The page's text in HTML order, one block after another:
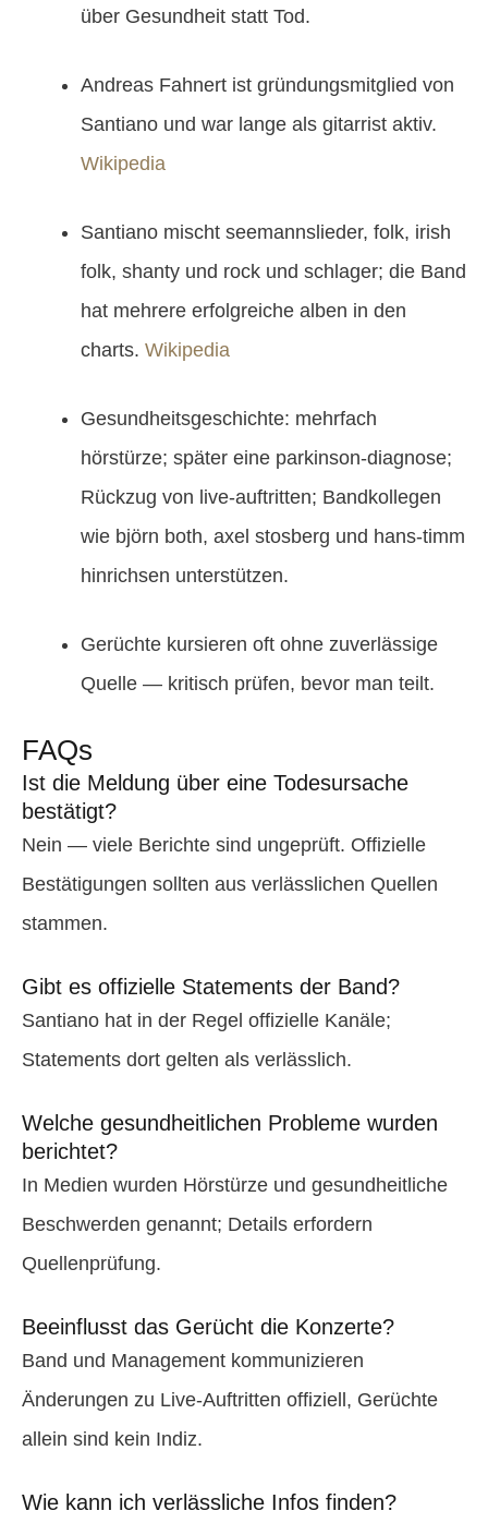
über Gesundheit statt Tod.
Andreas Fahnert ist gründungsmitglied von
Santiano und war lange als gitarrist aktiv.
Wikipedia
Santiano mischt seemannslieder, folk, irish
folk, shanty und rock und schlager; die Band
hat mehrere erfolgreiche alben in den
charts. Wikipedia
Gesundheitsgeschichte: mehrfach
hörstürze; später eine parkinson-diagnose;
Rückzug von live-auftritten; Bandkollegen
wie björn both, axel stosberg und hans-timm
hinrichsen unterstützen.
Gerüchte kursieren oft ohne zuverlässige
Quelle — kritisch prüfen, bevor man teilt.
FAQs
Ist die Meldung über eine Todesursache
bestätigt?
Nein — viele Berichte sind ungeprüft. Offizielle
Bestätigungen sollten aus verlässlichen Quellen
stammen.
Gibt es offizielle Statements der Band?
Santiano hat in der Regel offizielle Kanäle;
Statements dort gelten als verlässlich.
Welche gesundheitlichen Probleme wurden
berichtet?
In Medien wurden Hörstürze und gesundheitliche
Beschwerden genannt; Details erfordern
Quellenprüfung.
Beeinflusst das Gerücht die Konzerte?
Band und Management kommunizieren
Änderungen zu Live-Auftritten offiziell, Gerüchte
allein sind kein Indiz.
Wie kann ich verlässliche Infos finden?